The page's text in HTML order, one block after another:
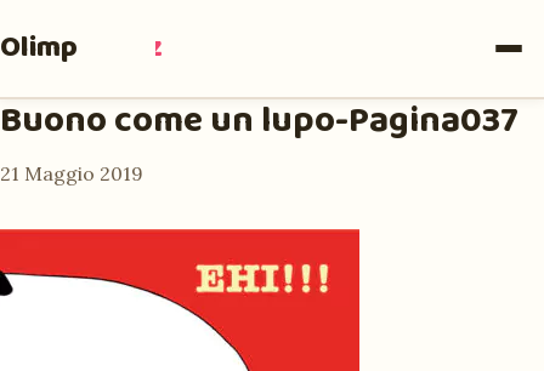
Olimpia Ruiz
Buono come un lupo-Pagina037
21 Maggio 2019